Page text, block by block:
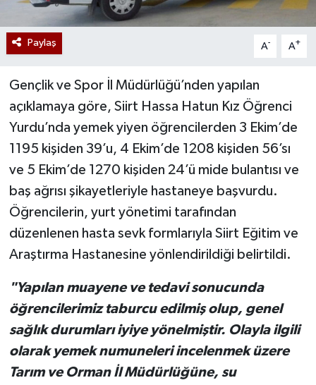
Paylaş A- A+
Gençlik ve Spor İl Müdürlüğü’nden yapılan
açıklamaya göre, Siirt Hassa Hatun Kız Öğrenci
Yurdu’nda yemek yiyen öğrencilerden 3 Ekim’de
1195 kişiden 39’u, 4 Ekim’de 1208 kişiden 56’sı
ve 5 Ekim’de 1270 kişiden 24’ü mide bulantısı ve
baş ağrısı şikayetleriyle hastaneye başvurdu.
Öğrencilerin, yurt yönetimi tarafından
düzenlenen hasta sevk formlarıyla Siirt Eğitim ve
Araştırma Hastanesine yönlendirildiği belirtildi.
"Yapılan muayene ve tedavi sonucunda
öğrencilerimiz taburcu edilmiş olup, genel
sağlık durumları iyiye yönelmiştir. Olayla ilgili
olarak yemek numuneleri incelenmek üzere
Tarım ve Orman İl Müdürlüğüne, su